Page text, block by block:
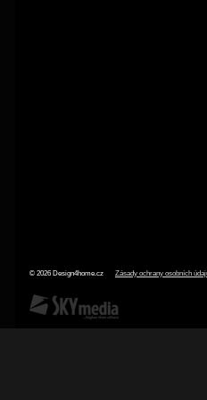
© 2026 Design4home.cz Zásady ochrany osobních
SKY Media